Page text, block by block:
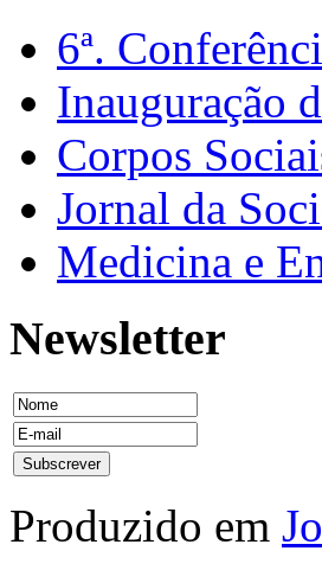
6ª.
Inauguração
Corpos
Jornal da
Medicina e
Newsletter
Produzido em